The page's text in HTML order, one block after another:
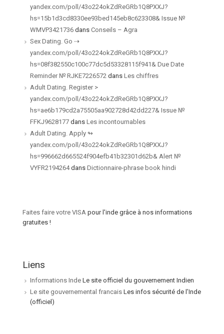
yandex.com/poll/43o224okZdReGRb1Q8PXXJ?
hs=15b1d3cd8330ee93bed145eb8c623308& Issue №
WMVP3421736 dans Conseils – Agra
Sex Dating. Go ⇢
yandex.com/poll/43o224okZdReGRb1Q8PXXJ?
hs=08f382550c100c77dc5d53328115f941& Due Date
Reminder № RJKE7226572 dans Les chiffres
Adult Dating. Register >
yandex.com/poll/43o224okZdReGRb1Q8PXXJ?
hs=ae6b179cd2a75505aa902728d42dd227& Issue №
FFKJ9628177 dans Les incontournables
Adult Dating. Apply ↬
yandex.com/poll/43o224okZdReGRb1Q8PXXJ?
hs=996662d665524f904efb41b32301d62b& Alert №
VYFR2194264dans Dictionnaire-phrase book hindi
Faites faire votre VISA pour l'inde grâce à nos informations
gratuites !
Liens
Informations Inde Le site officiel du gouvernement Indien
Le site gouvernemental francais Les infos sécurité de l’Inde
(officiel)